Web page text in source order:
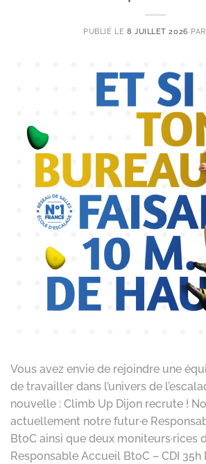
PUBLIÉ LE 8 JUILLET 2026 PAR
Vous avez envie de rejoindre une
de travailler dans l’univers de
nouvelle : Climb Up Dijon recrute !
actuellement notre futur·e
BtoC ainsi que deux moniteurs·rices
Responsable Accueil BtoC – CDI